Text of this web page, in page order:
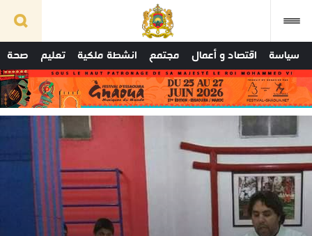
سياسة اقتصاد و أعمال مجتمع انشطة ملكية تعليم صحة